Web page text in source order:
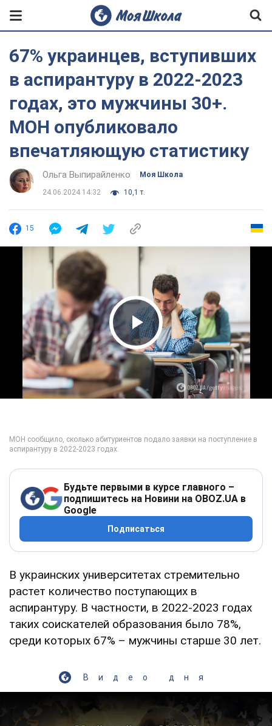
67% украинцев, вступивших
в аспирантуру в 2022-2023
годах, это мужчины 30+.
МОН опубликовало
впечатляющую статистику
Ольга Выпирайленко Моя Школа
24.06.2024 14:32 10,1 т.
15
Play Video
Будьте первыми в курсе главного –
подпишитесь на Новини на OBOZ.UA в
Google
Подписаться
В украинских университетах стремительно
растет количество поступающих в
аспирантуру. В частности, в 2022-2023 годах
таких соискателей образования было 78%,
среди которых 67% – мужчины старше 30 лет.
Видео дня